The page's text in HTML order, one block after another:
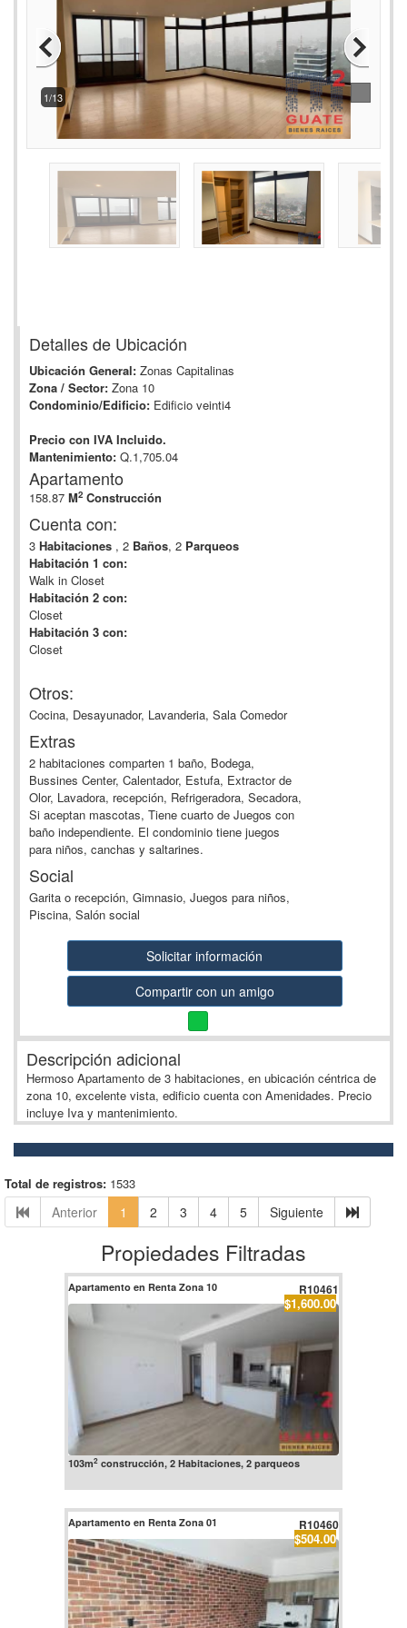
2/13
Detalles de Ubicación
Ubicación General: Zonas Capitalinas
Zona / Sector: Zona 10
Condominio/Edificio: Edificio veinti4
Precio con IVA Incluido.
Mantenimiento: Q.1,705.04
Apartamento
158.87 M2 Construcción
Cuenta con:
3 Habitaciones , 2 Baños, 2 Parqueos
Habitación 1 con:
Walk in Closet
Habitación 2 con:
Closet
Habitación 3 con:
Closet
Otros:
Cocina, Desayunador, Lavanderia, Sala Comedor
Extras
2 habitaciones comparten 1 baño, Bodega,
Bussines Center, Calentador, Estufa, Extractor de
Olor, Lavadora, recepción, Refrigeradora, Secadora,
Si aceptan mascotas, Tiene cuarto de Juegos con
baño independiente. El condominio tiene juegos
para niños, canchas y saltarines.
Social
Garita o recepción, Gimnasio, Juegos para niños,
Piscina, Salón social
Solicitar información
Compartir con un amigo
Descripción adicional
Hermoso Apartamento de 3 habitaciones, en ubicación céntrica de
zona 10, excelente vista, edificio cuenta con Amenidades. Precio
incluye Iva y mantenimiento.
Total de registros: 1533
Anterior 1 2 3 4 5 Siguiente
Propiedades Filtradas
Apartamento en Renta Zona 10 R10461
$1,600.00
103m2construcción, 2 Habitaciones, 2 parqueos
Apartamento en Renta Zona 01 R10460
$504.00